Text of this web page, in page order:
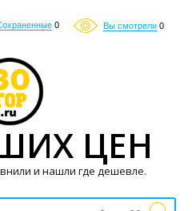
0 Вы смотрели 0
ЦЕН
и нашли где дешевле.